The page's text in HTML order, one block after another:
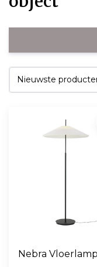
Nebra Vloerlamp